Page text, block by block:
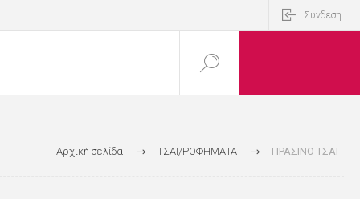
Σύνδεση
Αρχική σελίδα ΤΣΑΙ/ΡΟΦΗΜΑΤΑ ΠΡΑΣΙΝΟ ΤΣΑΙ